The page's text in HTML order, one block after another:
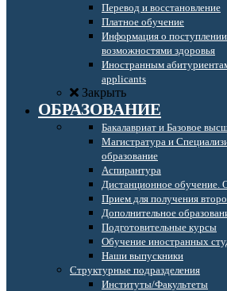
Перевод и восстановление
Платное обучение
Информация о
возможностями здоровья
Иностранным
applicants
Закрыть
ОБРАЗОВАНИЕ
Бакалавриат и Базовое
Магистратура и
образование
Аспирантура
Дистанционное обучение.
Прием для получения
Дополнительное
Подготовительные курсы
Обучение иностранных
Наши выпускники
Структурные подразделения
Институты/Факультеты